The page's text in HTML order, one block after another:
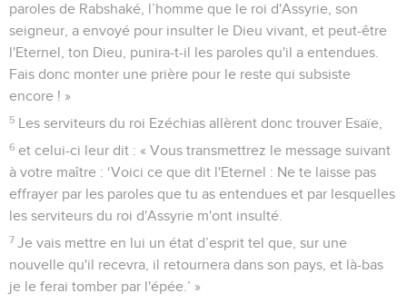
paroles de Rabshaké, l’homme que le roi d'Assyrie, son
seigneur, a envoyé pour insulter le Dieu vivant, et peut-être
l'Eternel, ton Dieu, punira-t-il les paroles qu'il a entendues.
Fais donc monter une prière pour le reste qui subsiste
encore ! »
5 Les serviteurs du roi Ezéchias allèrent donc trouver Esaïe,
6 et celui-ci leur dit : « Vous transmettrez le message suivant
à votre maître : ‘Voici ce que dit l'Eternel : Ne te laisse pas
effrayer par les paroles que tu as entendues et par lesquelles
les serviteurs du roi d'Assyrie m'ont insulté.
7 Je vais mettre en lui un état d’esprit tel que, sur une
nouvelle qu'il recevra, il retournera dans son pays, et là-bas
je le ferai tomber par l'épée.’ »